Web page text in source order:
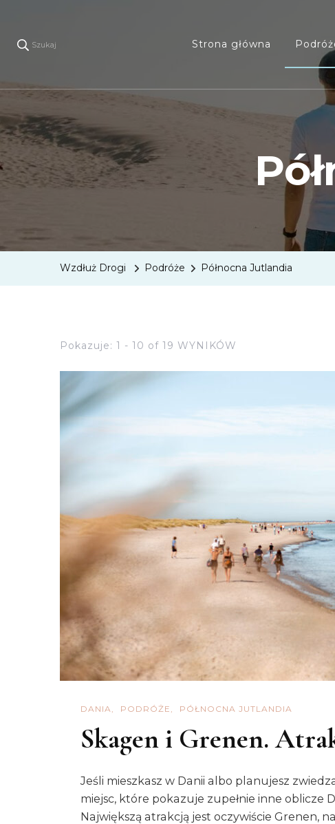
Szukaj Strona główna
Wzdłuż Drogi Podróże Północna Jutlandia
Pokazuje: 1 - 10 of 19 WYNIKÓW
DANIA PODRÓŻE PÓŁNOCNA JUTLANDIA
Skagen i Grenen.
Jeśli mieszkasz w Danii albo planujesz
miejsc, które pokazuje zupełnie inne oblicze
Największą atrakcją jest oczywiście Grenen,